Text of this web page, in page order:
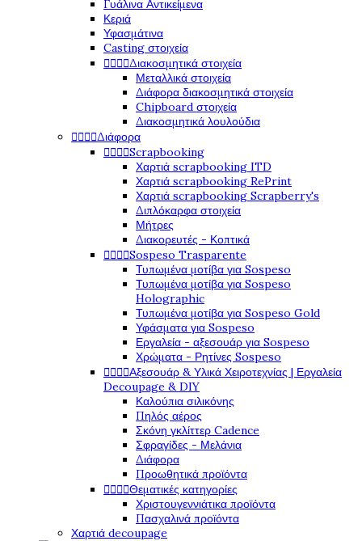
Γυάλινα Αντικείμενα
Κεριά
Υφασμάτινα
Casting στοιχεία
Διακοσμητικά στοιχεία
Μεταλλικά στοιχεία
Διάφορα διακοσμητικά στοιχεία
Chipboard στοιχεία
Διακοσμητικά λουλούδια
Διάφορα
Scrapbooking
Χαρτιά scrapbooking ITD
Χαρτιά scrapbooking RePrint
Χαρτιά scrapbooking Scrapberry's
Διπλόκαρφα στοιχεία
Μήτρες
Διακορευτές - Κοπτικά
Sospeso Trasparente
Τυπωμένα μοτίβα για Sospeso
Τυπωμένα μοτίβα για Sospeso
Holographic
Τυπωμένα μοτίβα για Sospeso Gold
Υφάσματα για Sospeso
Εργαλεία - αξεσουάρ για Sospeso
Χρώματα - Ρητίνες Sospeso
Αξεσουάρ & Υλικά Χειροτεχνίας | Εργαλεία
Decoupage & DIY
Καλούπια σιλικόνης
Πηλός αέρος
Σκόνη γκλίττερ Cadence
Σφραγίδες - Μελάνια
Διάφορα
Προωθητικά προϊόντα
Θεματικές κατηγορίες
Χριστουγεννιάτικα προϊόντα
Πασχαλινά προϊόντα
Χαρτιά decoupage